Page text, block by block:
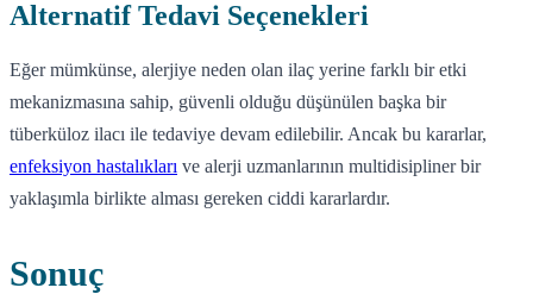
Alternatif Tedavi Seçenekleri
Eğer mümkünse, alerjiye neden olan ilaç yerine farklı bir etki
mekanizmasına sahip, güvenli olduğu düşünülen başka bir
tüberküloz ilacı ile tedaviye devam edilebilir. Ancak bu kararlar,
enfeksiyon hastalıkları ve alerji uzmanlarının multidisipliner bir
yaklaşımla birlikte alması gereken ciddi kararlardır.
Sonuç